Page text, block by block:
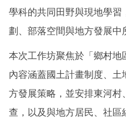
學科的共同田野與現地學習
劃、部落空間與地方發展中
本次工作坊聚焦於「鄉村地
內容涵蓋國土計畫制度、
方發展策略，並安排東河村
查，以及與地方居民、社